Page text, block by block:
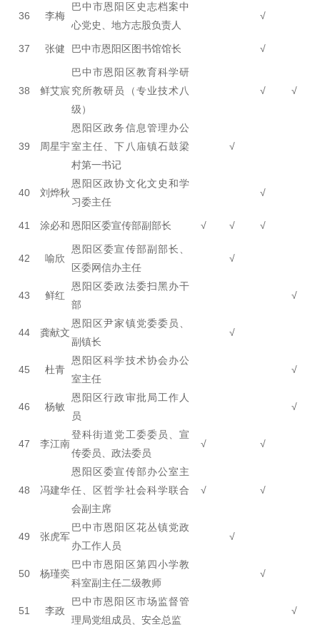
36 李梅
巴中市恩阳区史志档案中
心党史、地方志股负责人
√
37 张健 巴中市恩阳区图书馆馆长 √
38 鲜艾宸
巴中市恩阳区教育科学研
究所教研员（专业技术八
级）
√ √
39 周星宇
恩阳区政务信息管理办公
室主任、下八庙镇石鼓梁
村第一书记
√
40 刘烨秋
恩阳区政协文化文史和学
习委主任
√
41 涂必和 恩阳区委宣传部副部长 √ √ √
42 喻欣
恩阳区委宣传部副部长、
区委网信办主任
√
43 鲜红
恩阳区委政法委扫黑办干
部
√
44 龚献文
恩阳区尹家镇党委委员、
副镇长
√
45 杜青
恩阳区科学技术协会办公
室主任
√
46 杨敏
恩阳区行政审批局工作人
员
√
47 李江南
登科街道党工委委员、宣
传委员、政法委员
√ √
48 冯建华
恩阳区委宣传部办公室主
任、区哲学社会科学联合
会副主席
√ √
49 张虎军
巴中市恩阳区花丛镇党政
办工作人员
√
50 杨瑾奕
巴中市恩阳区第四小学教
科室副主任二级教师
√
51 李政
巴中市恩阳区市场监督管
理局党组成员、安全总监
√